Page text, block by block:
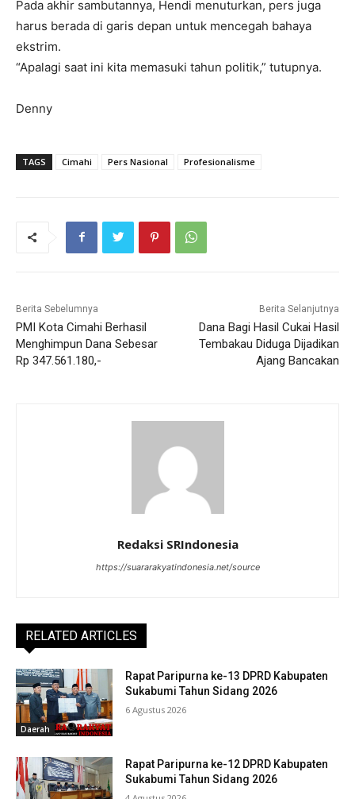
Pada akhir sambutannya, Hendi menuturkan, pers juga
harus berada di garis depan untuk mencegah bahaya
ekstrim.
“Apalagi saat ini kita memasuki tahun politik,” tutupnya.
Denny
TAGS Cimahi Pers Nasional Profesionalisme
Berita Sebelumnya
PMI Kota Cimahi Berhasil
Menghimpun Dana Sebesar
Rp 347.561.180,-
Berita Selanjutnya
Dana Bagi Hasil Cukai Hasil
Tembakau Diduga Dijadikan
Ajang Bancakan
Redaksi SRIndonesia
https://suararakyatindonesia.net/source
RELATED ARTICLES
Daerah
Rapat Paripurna ke-13 DPRD Kabupaten
Sukabumi Tahun Sidang 2026
6 Agustus 2026
Rapat Paripurna ke-12 DPRD Kabupaten
Sukabumi Tahun Sidang 2026